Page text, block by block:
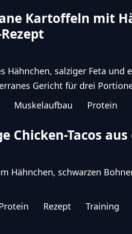
Kartoffeln mit
Hähnchen, salziger Feta und
Gericht für drei
Muskelaufbau Protein
Chicken-Tacos
Hähnchen, schwarzen
Rezept Training